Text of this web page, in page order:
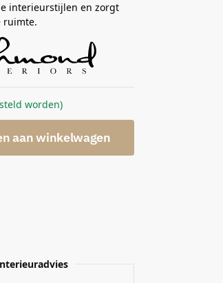
interieurstijlen en zorgt
ruimte.
worden)
aan winkelwagen